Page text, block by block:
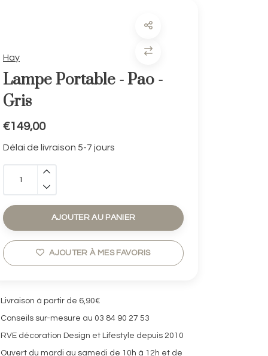
Hay
Lampe Portable - Pao -
Gris
€149,00
Délai de livraison 5-7 jours
AJOUTER AU PANIER
AJOUTER À MES FAVORIS
Livraison à partir de 6,90€
Conseils sur-mesure au 03 84 90 27 53
RVE décoration Design et Lifestyle depuis 2010
Ouvert du mardi au samedi de 10h à 12h et de